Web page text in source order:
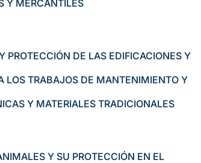
Y MERCANTILES
PROTECCIÓN DE LAS EDIFICACIONES Y
LOS TRABAJOS DE MANTENIMIENTO Y
Y MATERIALES TRADICIONALES
Y SU PROTECCIÓN EN EL